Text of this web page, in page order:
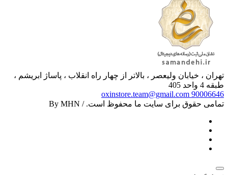
تهران ، خیابان ولیعصر ، بالاتر از چهار راه انقلاب ، پاساژ ابریشم ،
طبقه 4 واحد 405
90006646
oxinstore.team@gmail.com
تمامی حقوق برای سایت ما محفوظ است. / By MHN